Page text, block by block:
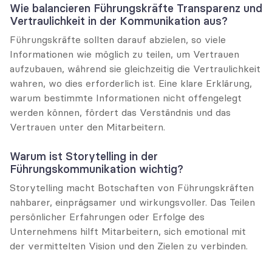
Wie balancieren Führungskräfte Transparenz und
Vertraulichkeit in der Kommunikation aus?
Führungskräfte sollten darauf abzielen, so viele
Informationen wie möglich zu teilen, um Vertrauen
aufzubauen, während sie gleichzeitig die Vertraulichkeit
wahren, wo dies erforderlich ist. Eine klare Erklärung,
warum bestimmte Informationen nicht offengelegt
werden können, fördert das Verständnis und das
Vertrauen unter den Mitarbeitern.
Warum ist Storytelling in der
Führungskommunikation wichtig?
Storytelling macht Botschaften von Führungskräften
nahbarer, einprägsamer und wirkungsvoller. Das Teilen
persönlicher Erfahrungen oder Erfolge des
Unternehmens hilft Mitarbeitern, sich emotional mit
der vermittelten Vision und den Zielen zu verbinden.